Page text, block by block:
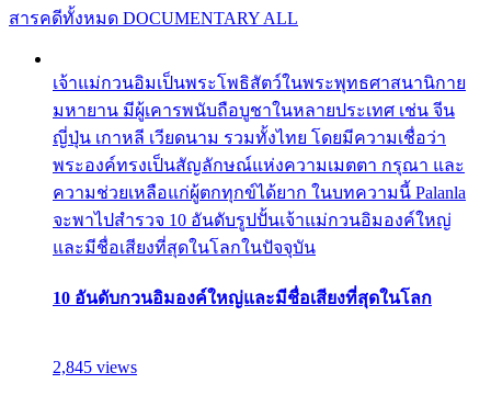
สารคดีทั้งหมด DOCUMENTARY ALL
เจ้าแม่กวนอิมเป็นพระโพธิสัตว์ในพระพุทธศาสนานิกาย
มหายาน มีผู้เคารพนับถือบูชาในหลายประเทศ เช่น จีน
ญี่ปุ่น เกาหลี เวียดนาม รวมทั้งไทย โดยมีความเชื่อว่า
พระองค์ทรงเป็นสัญลักษณ์แห่งความเมตตา กรุณา และ
ความช่วยเหลือแก่ผู้ตกทุกข์ได้ยาก ในบทความนี้ Palanla
จะพาไปสำรวจ 10 อันดับรูปปั้นเจ้าแม่กวนอิมองค์ใหญ่
และมีชื่อเสียงที่สุดในโลกในปัจจุบัน
10 อันดับกวนอิมองค์ใหญ่และมีชื่อเสียงที่สุดในโลก
2,845 views